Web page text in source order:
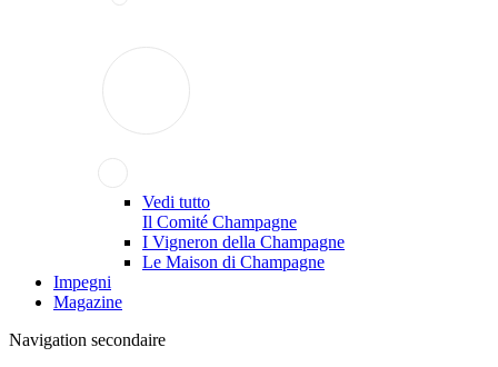
Vedi tutto
Il Comité Champagne
I Vigneron della Champagne
Le Maison di Champagne
Impegni
Magazine
Navigation secondaire